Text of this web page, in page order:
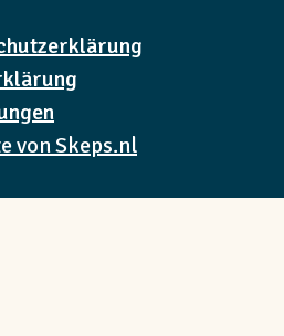
von Skeps.nl